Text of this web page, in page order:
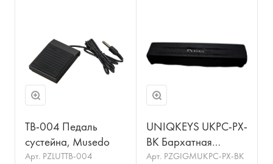
TB-004 Педаль
сустейна, Musedo
Арт. PZLUTTB-004
UNIQKEYS UKPC-PX-
BK Бархатная
накидка для
Арт. PZGIGMUKPC-PX-BK